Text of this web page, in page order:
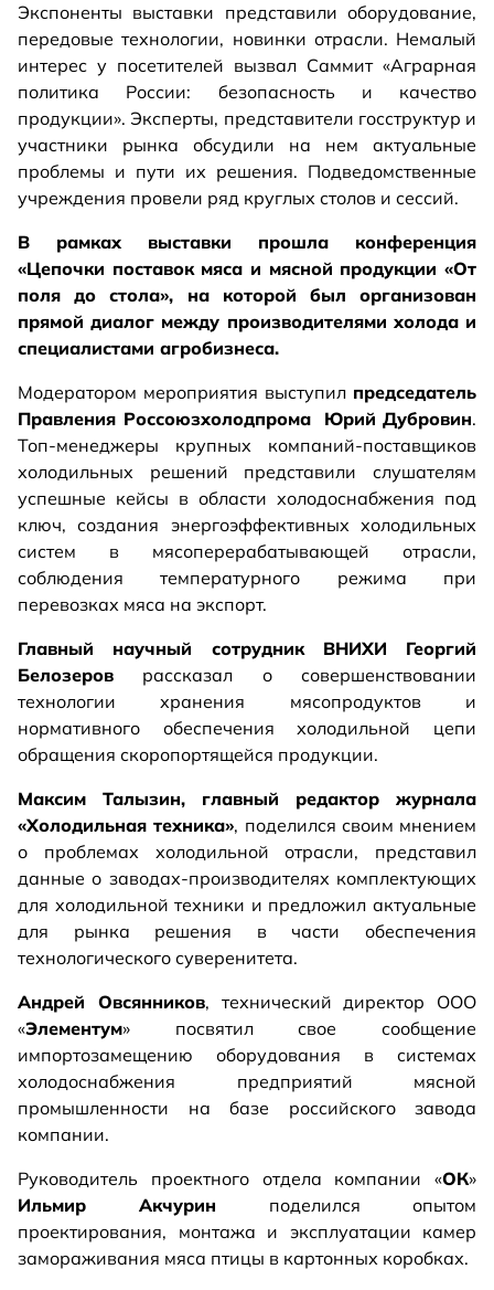
Экспоненты выставки представили оборудование,
передовые технологии, новинки отрасли. Немалый
интерес у посетителей вызвал Саммит «Аграрная
политика России: безопасность и качество
продукции». Эксперты, представители госструктур и
участники рынка обсудили на нем актуальные
проблемы и пути их решения. Подведомственные
учреждения провели ряд круглых столов и сессий.
В рамках выставки прошла конференция
«Цепочки поставок мяса и мясной продукции «От
поля до стола», на которой был организован
прямой диалог между производителями холода и
специалистами агробизнеса.
Модератором мероприятия выступил председатель
Правления Россоюзхолодпрома
Юрий Дубровин.
Топ-менеджеры крупных компаний-поставщиков
холодильных решений представили слушателям
успешные кейсы в области холодоснабжения под
ключ, создания энергоэффективных холодильных
систем в мясоперерабатывающей отрасли,
соблюдения температурного режима при
перевозках мяса на экспорт.
Главный научный сотрудник ВНИХИ Георгий
Белозеров рассказал о совершенствовании
технологии хранения мясопродуктов и
нормативного обеспечения холодильной цепи
обращения скоропортящейся продукции.
Максим Талызин, главный редактор журнала
«Холодильная техника», поделился своим мнением
о проблемах холодильной отрасли, представил
данные о заводах-производителях комплектующих
для холодильной техники и предложил актуальные
для рынка решения в части обеспечения
технологического суверенитета.
Андрей Овсянников, технический директор ООО
«Элементум» посвятил свое сообщение
импортозамещению оборудования в системах
холодоснабжения предприятий мясной
промышленности на базе российского завода
компании.
Руководитель проектного отдела компании «ОК»
Ильмир Акчурин поделился опытом
проектирования, монтажа и эксплуатации камер
замораживания мяса птицы в картонных коробках.